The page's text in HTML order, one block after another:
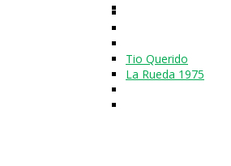
Tio Querido
La Rueda 1975